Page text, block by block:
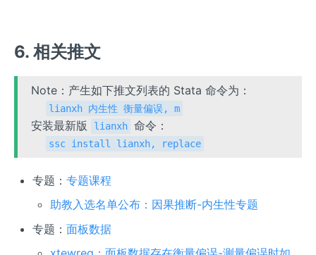
6. 相关推文
Note：产生如下推文列表的 Stata 命令为：
lianxh 内生性 衡量偏误, m
安装最新版 lianxh 命令：
ssc install lianxh, replace
专题： 专题课程
助教入选名单公布：因果推断-内生性专题
专题： 面板数据